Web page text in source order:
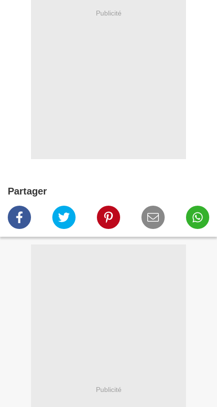
Publicité
Partager
Publicité